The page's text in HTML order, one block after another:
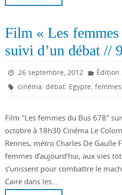
Film « Les
suivi d’un débat //
26 septembre, 2012
Édition
cinéma,débat, Egypte,femmes
Film "Les femmes du Bus 678"
octobre à 18h30 Cinéma Le
Rennes, métro Charles De Gaulle
femmes d’aujourd’hui, aux vies
s’unissent pour combattre le
Caire dans les…